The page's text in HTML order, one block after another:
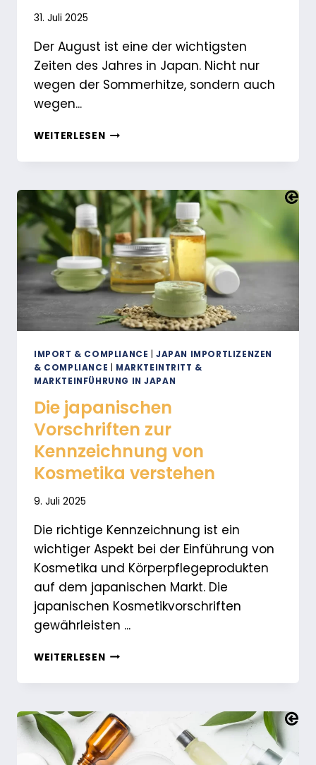
31. Juli 2025
Der August ist eine der wichtigsten
Zeiten des Jahres in Japan. Nicht nur
wegen der Sommerhitze, sondern auch
wegen...
WEITERLESENOBON
JAPAN:
SICH
DIESER
NATIONALE
FEIERTAG
AUF
IHR
UNTERNEHMEN
AUSWIRKT
IMPORT & COMPLIANCE |JAPAN IMPORTLIZENZEN
& COMPLIANCE
MARKTEINTRITT &
MARKTEINFÜHRUNG IN JAPAN
Die japanischen
Vorschriften zur
Kennzeichnung von
Kosmetika verstehen
9. Juli 2025
Die richtige Kennzeichnung ist ein
wichtiger Aspekt bei der Einführung von
Kosmetika und Körperpflegeprodukten
auf dem japanischen Markt. Die
japanischen Kosmetikvorschriften
gewährleisten ...
WEITERLESENDIE
VORSCHRIFTEN
KENNZEICHNUNG
VON
KOSMETIKA
VERSTEHEN